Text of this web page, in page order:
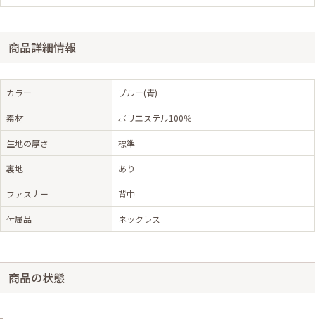
商品詳細情報
カラー ブルー(青)
素材 ポリエステル100％
生地の厚さ 標準
裏地 あり
ファスナー 背中
付属品 ネックレス
商品の状態